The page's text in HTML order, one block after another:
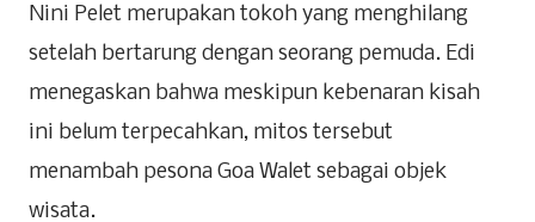
Nini Pelet merupakan tokoh yang menghilang
setelah bertarung dengan seorang pemuda. Edi
menegaskan bahwa meskipun kebenaran kisah
ini belum terpecahkan, mitos tersebut
menambah pesona Goa Walet sebagai objek
wisata.